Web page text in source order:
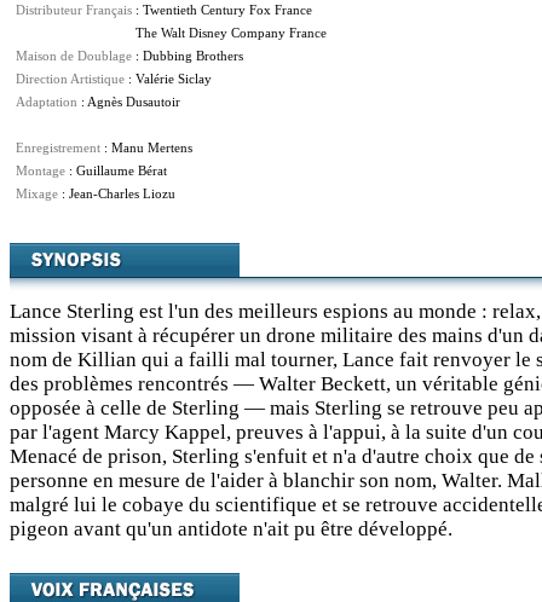
Distributeur Français : Twentieth Century Fox France
The Walt Disney Company France
Maison de Doublage : Dubbing Brothers
Direction Artistique : Valérie Siclay
Adaptation : Agnès Dusautoir
Enregistrement : Manu Mertens
Montage : Guillaume Bérat
Mixage : Jean-Charles Liozu
Lance Sterling est l'un des meilleurs espions au monde :
mission visant à récupérer un drone militaire des mains d'un
nom de Killian qui a failli mal tourner, Lance fait renvoyer le
des problèmes rencontrés — Walter Beckett, un véritable
opposée à celle de Sterling — mais Sterling se retrouve peu
par l'agent Marcy Kappel, preuves à l'appui, à la suite d'un
Menacé de prison, Sterling s'enfuit et n'a d'autre choix que de
personne en mesure de l'aider à blanchir son nom, Walter.
malgré lui le cobaye du scientifique et se retrouve
pigeon avant qu'un antidote n'ait pu être développé.